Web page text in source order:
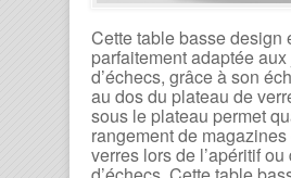
Cette table basse design
parfaitement adaptée
d’échecs, grâce à son
au dos du plateau de
sous le plateau permet
rangement de
verres lors de l’apéritif